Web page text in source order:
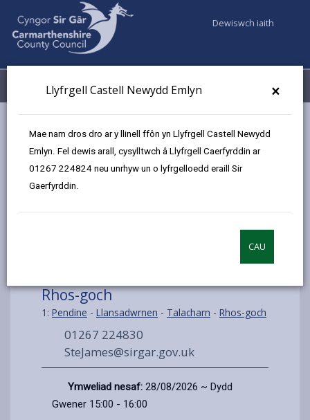
×
Llyfrgell Castell Newydd Emlyn
Mae nam dros dro ar y llinell ffôn yn Llyfrgell Castell Newydd
Emlyn. Fel dewis arall, cysylltwch â Llyfrgell Caerfyrddin ar
01267 224824 neu unrhyw un o lyfrgelloedd eraill Sir
Gaerfyrddin.
CAU
Dewiswch iaith
Dewislen Fy Nghyfrifon
Rhos-goch
1: Pendine - Llansadwrnen - Talacharn - Rhos-goch
01267 224830
SteJames@sirgar.gov.uk
Ymweliad nesaf: 28/08/2026 ~ Dydd
Gwener 15:00 - 16:00